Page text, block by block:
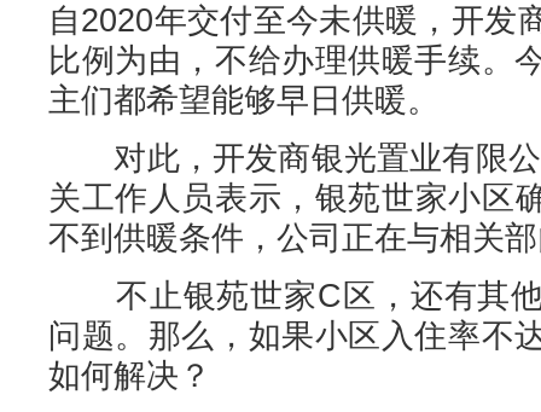
自2020年交付至今未供暖，开发
比例为由，不给办理供暖手续。
主们都希望能够早日供暖。
对此，开发商银光置业有限公
关工作人员表示，银苑世家小区
不到供暖条件，公司正在与相关
不止银苑世家C区，还有其他
问题。那么，如果小区入住率不
如何解决？